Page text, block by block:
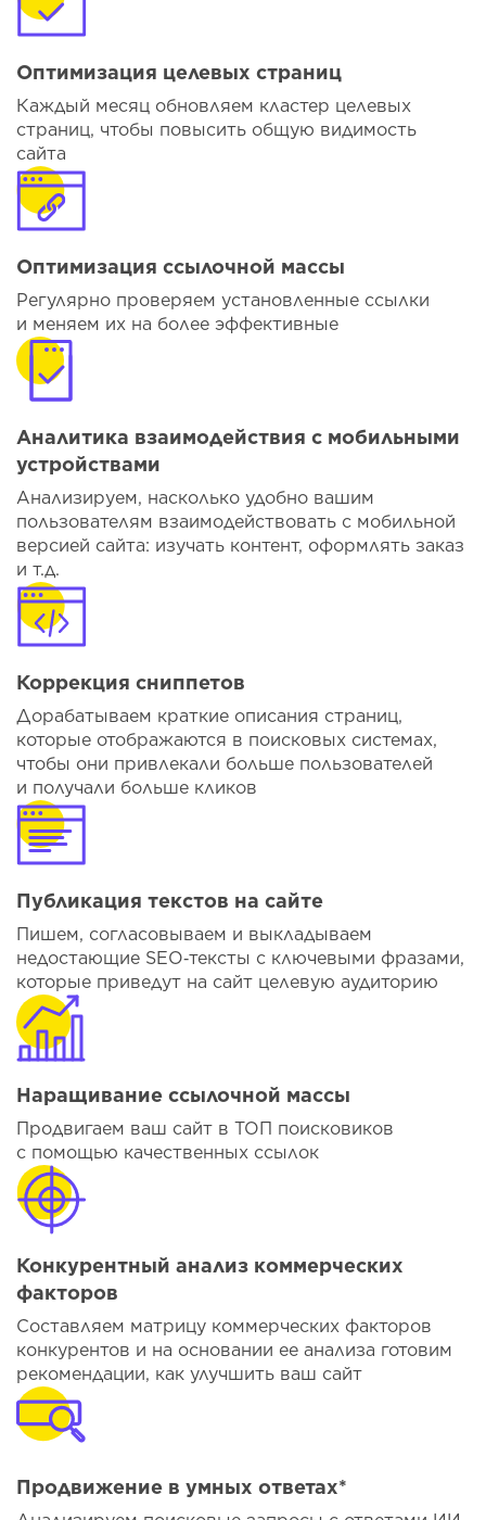
Оптимизация целевых страниц
Каждый месяц обновляем кластер целевых
страниц, чтобы повысить общую видимость
сайта
Оптимизация ссылочной массы
Регулярно проверяем установленные ссылки
и меняем их на более эффективные
Аналитика взаимодействия с мобильными
устройствами
Анализируем, насколько удобно вашим
пользователям взаимодействовать с мобильной
версией сайта: изучать контент, оформлять заказ
и т.д.
Коррекция сниппетов
Дорабатываем краткие описания страниц,
которые отображаются в поисковых системах,
чтобы они привлекали больше пользователей
и получали больше кликов
Публикация текстов на сайте
Пишем, согласовываем и выкладываем
недостающие SEO‑тексты с ключевыми фразами,
которые приведут на сайт целевую аудиторию
Наращивание ссылочной массы
Продвигаем ваш сайт в ТОП поисковиков
с помощью качественных ссылок
Конкурентный анализ коммерческих
факторов
Составляем матрицу коммерческих факторов
конкурентов и на основании ее анализа готовим
рекомендации, как улучшить ваш сайт
Продвижение в умных ответах*